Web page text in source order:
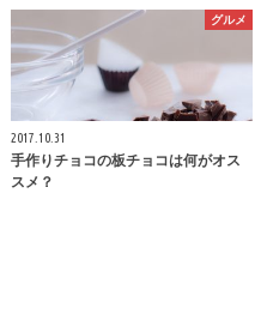
グルメ
2017.10.31
手作りチョコの板チョコは何がオス
スメ？